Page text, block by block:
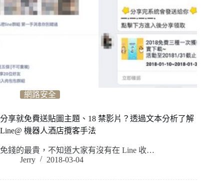
網路安全
分享就免費送貼圖主題、18 禁影片？透過文本分析了解
Line@ 機器人酒店攬客手法
免錢的最貴，不知道大家有沒有在 Line 收…
Jerry
2018-03-04